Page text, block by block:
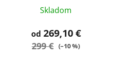
Skladom
od 269,10 €
299 € (–10 %)